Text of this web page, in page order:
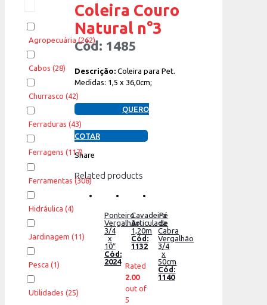
Coleira Couro
Natural n°3
Cód: 1485
Descrição: Coleira para Pet.
Medidas: 1,5 x 36,0cm;
QUERO
COTAR
Share
Related products
Ponteiro
Vergalhão
3/4
x
10″
Cód:
2024
Cavadeira
Articulada
1,20m
Cód:
1132
Rated
2.00
out of
5
Pé
de
Cabra
Vergalhão
3/4
x
50cm
Cód:
1140
Agropecuária (262)
Cabos (28)
Churrasco (42)
Ferraduras (43)
Ferragens (117)
Ferramentas (308)
Hidráulica (4)
Jardinagem (11)
Pesca (1)
Utilidades (25)